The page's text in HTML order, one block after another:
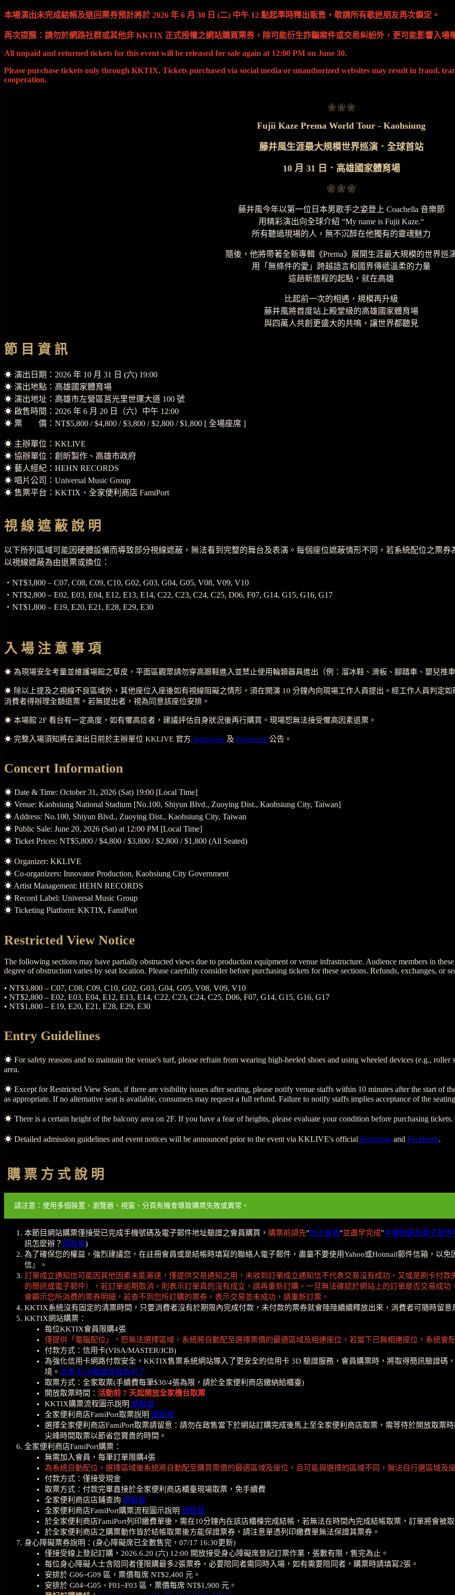
本場演出未完成結帳及退回票券預計將於 2026 年 6 月 30 日 (二) 中午 12 點起準時釋出販售，敬請所有歌迷朋友再次鎖定。
再次提醒：請勿於網路社群或其他非 KKTIX 正式授權之網站購買票券，除可能衍生詐騙案件或交易糾紛外，更可能影響入場
All unpaid and returned tickets for this event will be released for sale again at 12:00 PM on June 30.
Please purchase tickets only through KKTIX. Tickets purchased via social media or unauthorized websites may result in fraud,
cooperation.
❀ ❀ ❀
Fujii Kaze Prema World Tour - Kaohsiung
藤井風生涯最大規模世界巡演．全球首站
10 月 31 日．高雄國家體育場
❀ ❀ ❀
藤井風今年以第一位日本男歌手之姿登上 Coachella 音樂節
用精彩演出向全球介紹 “My name is Fujii Kaze.“
所有聽過現場的人，無不沉醉在他獨有的靈魂魅力
隨後，他將帶著全新專輯《Prema》展開生涯最大規模的世界巡
用「無條件的愛」跨越語言和國界傳遞溫柔的力量
這趟新旅程的起點，就在高雄
比起前一次的相遇，規模再升級
藤井風將首度站上殿堂級的高雄國家體育場
與四萬人共創更盛大的共鳴，讓世界都聽見
節 目 資 訊
☀︎ 演出日期：2026 年 10 月 31 日 (六) 19:00
☀︎ 演出地點：高雄國家體育場
☀︎ 演出地址：高雄市左營區莒光里世運大道 100 號
☀︎ 啟售時間：2026 年 6 月 20 日（六）中午 12:00
☀︎ 票 價：NT$5,800 / $4,800 / $3,800 / $2,800 / $1,800 [ 全場座席 ]
☀︎ 主辦單位：KKLIVE
☀︎ 協辦單位：創昕製作、高雄市政府
☀︎ 藝人經紀：HEHN RECORDS
☀︎ 唱片公司：Universal Music Group
☀︎ 售票平台：KKTIX、全家便利商店 FamiPort
視 線 遮 蔽 說 明
以下所列區域可能因硬體設備而導致部分視線遮蔽，無法看到完整的舞台及表演。每個座位遮蔽情形不同，若系統配位之票
以視線遮蔽為由退票或換位：
・NT$3,800 – C07, C08, C09, C10, G02, G03, G04, G05, V08, V09, V10
・NT$2,800 – E02, E03, E04, E12, E13, E14, C22, C23, C24, C25, D06, F07, G14, G15, G16, G17
・NT$1,800 – E19, E20, E21, E28, E29, E30
入 場 注 意 事 項
☀︎ 為現場安全考量並維護場館之草皮，平面區觀眾請勿穿高跟鞋進入並禁止使用輪類器具進出（例：溜冰鞋、滑板、腳踏車、嬰兒推
☀︎ 除以上提及之視線不良區域外，其他座位入座後如有視線阻礙之情形，須在開演 10 分鐘內向現場工作人員提出。經工作人員判定
消費者得辦理全額退票。若無提出者，視為同意該座位安排。
☀︎ 本場館 2F 看台有一定高度，如有懼高症者，建議評估自身狀況後再行購買。現場恕無法接受懼高因素退票。
☀︎ 完整入場須知將在演出日前於主辦單位 KKLIVE 官方 Instagram 及 Facebook 公告。
Concert Information
☀︎ Date & Time: October 31, 2026 (Sat) 19:00 [Local Time]
☀︎ Venue: Kaohsiung National Stadium [No.100, Shiyun Blvd., Zuoying Dist., Kaohsiung City, Taiwan]
☀︎ Address: No.100, Shiyun Blvd., Zuoying Dist., Kaohsiung City, Taiwan
☀︎ Public Sale: June 20, 2026 (Sat) at 12:00 PM [Local Time]
☀︎ Ticket Prices: NT$5,800 / $4,800 / $3,800 / $2,800 / $1,800 (All Seated)
☀︎ Organizer: KKLIVE
☀︎ Co-organizers: Innovator Production, Kaohsiung City Government
☀︎ Artist Management: HEHN RECORDS
☀︎ Record Label: Universal Music Group
☀︎ Ticketing Platform: KKTIX, FamiPort
Restricted View Notice
The following sections may have partially obstructed views due to production equipment or venue infrastructure. Audience members in
degree of obstruction varies by seat location. Please carefully consider before purchasing tickets for these sections. Refunds, exchanges, or
• NT$3,800 – C07, C08, C09, C10, G02, G03, G04, G05, V08, V09, V10
• NT$2,800 – E02, E03, E04, E12, E13, E14, C22, C23, C24, C25, D06, F07, G14, G15, G16, G17
• NT$1,800 – E19, E20, E21, E28, E29, E30
Entry Guidelines
☀︎ For safety reasons and to maintain the venue's turf, please refrain from wearing high-heeled shoes and using wheeled devices (e.g.,
area.
☀︎ Except for Restricted View Seats, if there are visibility issues after seating, please notify venue staffs within 10 minutes after the start of
as appropriate. If no alternative seat is available, consumers may request a full refund. Failure to notify staffs implies acceptance of the
☀︎ There is a certain height of the balcony area on 2F. If you have a fear of heights, please evaluate your condition before purchasing
☀︎ Detailed admission guidelines and event notices will be announced prior to the event via KKLIVE's official Instagram and Facebook.
購 票 方 式 說 明
請注意：使用多個裝置、瀏覽器、視窗、分頁有機會導致購票失敗或異常。
本節目網站購票僅接受已完成手機號碼及電子郵件地址驗證之會員購買， 購票前請先"加入會員"並盡早完成"手機號碼及電子郵件
訊怎麼辦？ 請點我)
為了確保您的權益，強烈建議您，在註冊會員或是結帳時填寫的聯絡人電子郵件，盡量不要使用Yahoo或Hotmail郵件信箱，以
信』。
訂單成立通知信可能因其他因素未能寄達，僅提供交易通知之用，未收到訂單成立通知信不代表交易沒有成功，又或是刷卡付
的簡訊或電子郵件），若訂單逾期取消，則表示訂單真的沒有成立，請再重新訂購。一旦無法確認於網站上的訂單是否交易成功
會顯示您所消費的票券明細，若查不到您所訂購的票券，表示交易並未成功，請重新訂票。
KKTIX系統沒有固定的清票時間，只要消費者沒有於期限內完成付款，未付款的票券就會陸陸續續釋放出來，消費者可隨時留
KKTIX網站購票：
每位KKTIX會員限購4張
僅提供「電腦配位」，恕無法選擇區域，系統將自動配至選擇票價的最適區域及相連座位，若當下已無相連座位，系統會
付款方式：信用卡(VISA/MASTER/JCB)
為強化信用卡網路付款安全，KKTIX售票系統網站導入了更安全的信用卡 3D 驗證服務，會員購票時，將取得簡訊驗證碼
境。 信用卡3D驗證流程為何？
取票方式：全家取票(手續費每筆$30/4張為限，請於全家便利商店繳納給櫃臺)
開放取票時間： 活動前 7 天起開放全家機台取票
KKTIX購票流程圖示說明 請點我
全家便利商店FamiPort取票說明 請點我
選擇全家便利商店FamiPort取票請留意：請勿在啟售當下於網站訂購完成後馬上至全家便利商店取票，需等待於開放取票
尖峰時間取票以節省您寶貴的時間。
全家便利商店FamiPort購票：
無需加入會員，每筆訂單限購4張
為系統自動配位，選擇區域後系統將自動配至購買票價的最適區域及座位，且可能與選擇的區域不同，無法自行選區域及
付款方式：僅接受現金
取票方式：付款完畢直接於全家便利商店櫃臺現場取票，免手續費
全家便利商店店鋪查詢 請點我
全家便利商店FamiPort購票流程圖示說明 請點我
於全家便利商店FamiPort列印繳費單後，需在10分鐘內在該店櫃檯完成結帳，若無法在時間內完成結帳取票，訂單將會被
於全家便利商店之購票動作皆於結帳取票後方能保證票券，請注意單憑列印繳費單無法保證其票券。
身心障礙票券說明：(身心障礙席已全數售完，07/17 16:30更新)
僅接受線上登記訂購，2026.6.20 (六) 12:00 開放接受身心障礙席登記訂票作業，張數有限，售完為止。
每位身心障礙人士含陪同者僅限購最多2張票券，必要陪同者需同時入場，如有需要陪同者，購票時請填寫2張。
安排於 G06~G09 區，票價每席 NT$2,400 元。
安排於 G04~G05、F01~F03 區，票價每席 NT$1,900 元。